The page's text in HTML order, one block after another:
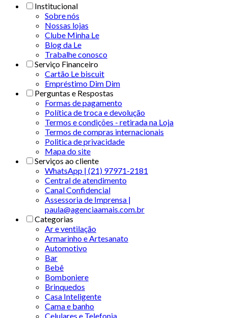
Institucional
Sobre nós
Nossas lojas
Clube Minha Le
Blog da Le
Trabalhe conosco
Serviço Financeiro
Cartão Le biscuit
Empréstimo Dim Dim
Perguntas e Respostas
Formas de pagamento
Política de troca e devolução
Termos e condições - retirada na Loja
Termos de compras internacionais
Politica de privacidade
Mapa do site
Serviços ao cliente
WhatsApp | (21) 97971-2181
Central de atendimento
Canal Confidencial
Assessoria de Imprensa |
paula@agenciaamais.com.br
Categorias
Ar e ventilação
Armarinho e Artesanato
Automotivo
Bar
Bebê
Bomboniere
Brinquedos
Casa Inteligente
Cama e banho
Celulares e Telefonia